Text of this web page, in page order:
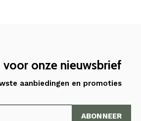
voor onze nieuwsbrief
aanbiedingen en promoties
ABONNEER